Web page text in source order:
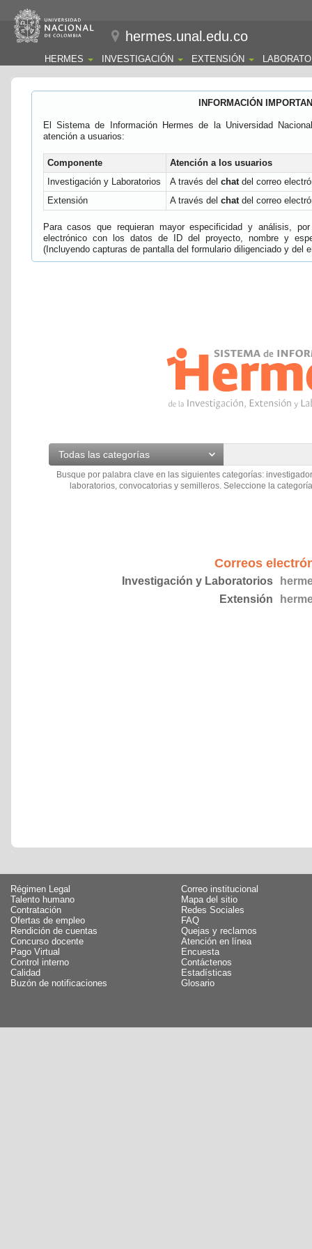
hermes.unal.edu.co
HERMES INVESTIGACIÓN EXTENSIÓN
INFORMACIÓN
El Sistema de Información Hermes de la Universidad
atención a usuarios:
Componente
Atención a los usuarios
Investigación y Laboratorios
A través del chatdel correo
Extensión
A través del chatdel correo
Para casos que requieran mayor especificidad y análisis,
electrónico con los datos de ID del proyecto, nombre y
(Incluyendo capturas de pantalla del formulario diligenciado y del
Todas las categorías
Busque por palabra clave en las siguientes categorías:
laboratorios, convocatorias y semilleros. Seleccione la
Correos
Investigación y Laboratorios
Extensión
Régimen Legal
Talento humano
Contratación
Ofertas de empleo
Rendición de cuentas
Concurso docente
Pago Virtual
Control interno
Calidad
Buzón de notificaciones
Correo institucional
Mapa del sitio
Redes Sociales
FAQ
Quejas y reclamos
Atención en línea
Encuesta
Contáctenos
Estadísticas
Glosario